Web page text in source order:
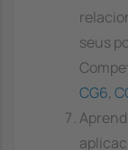
seus
CG6,